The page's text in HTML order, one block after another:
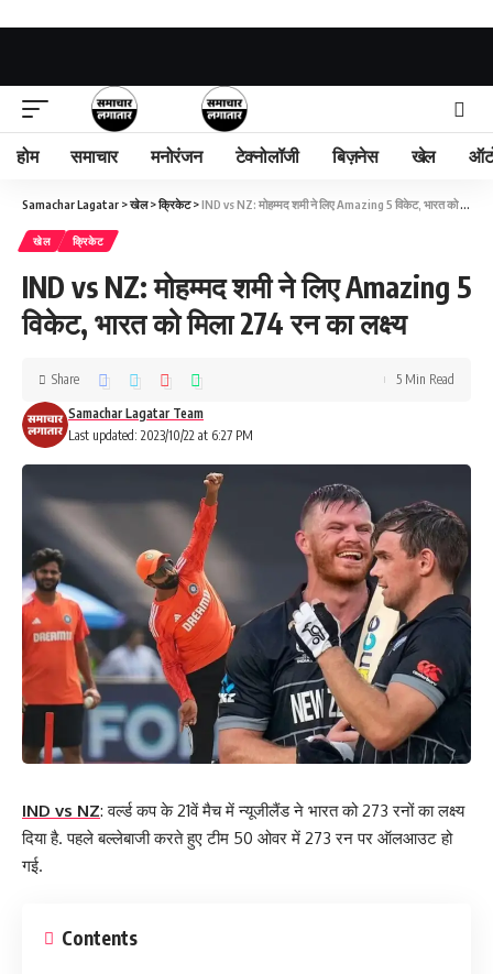
होम समाचार मनोरंजन टेक्नोलॉजी बिज़नेस खेल
Samachar Lagatar >खेल>क्रिकेट>IND vs NZ: मोहम्मद शमी ने लिए Amazing 5 विकेट, भारत को मिला 274 रन का लक्ष्य
खेल क्रिकेट
IND vs NZ: मोहम्मद शमी ने लिए Amazing 5
विकेट, भारत को मिला 274 रन का लक्ष्य
Last updated: 2023/10/22 at 6:27 PM
Samachar Lagatar Team
Share 5 Min Read
IND vs NZ: वर्ल्ड कप के 21वें मैच में न्यूजीलैंड ने भारत को 273 रनों का लक्ष्य
दिया है. पहले बल्लेबाजी करते हुए टीम 50 ओवर में 273 रन पर ऑलआउट हो
गई.
Contents